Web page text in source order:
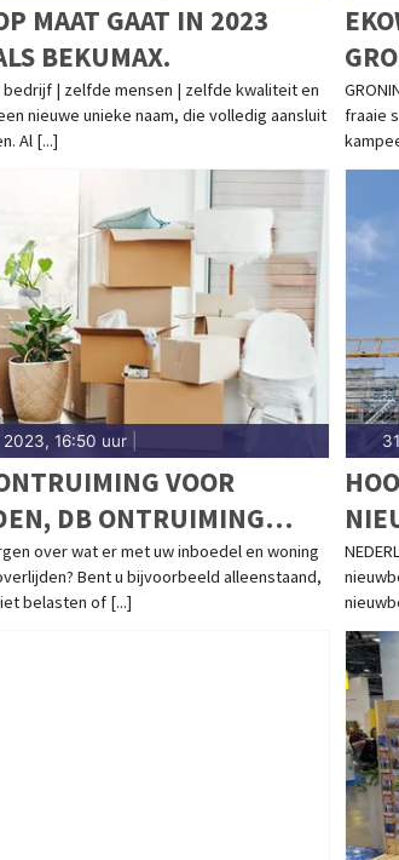
MAAT GAAT IN 2023
BEKUMAX.
bedrijf | zelfde mensen | zelfde kwaliteit en
nieuwe unieke naam, die volledig aansluit
Al [...]
fraaie
2023, 16:50 uur
VOOR
DB ONTRUIMING
over wat er met uw inboedel en woning
Bent u bijvoorbeeld alleenstaand,
belasten of [...]